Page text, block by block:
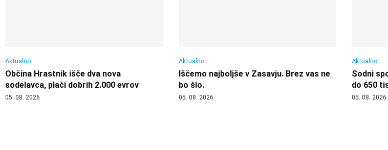
Aktualno
Občina Hrastnik išče dva nova
sodelavca, plači dobrih 2.000 evrov
05. 08. 2026
Aktualno
Iščemo najboljše v Zasavju. Brez vas ne
bo šlo.
05. 08. 2026
Aktualno
Sodni
do 650
05. 08. 2026